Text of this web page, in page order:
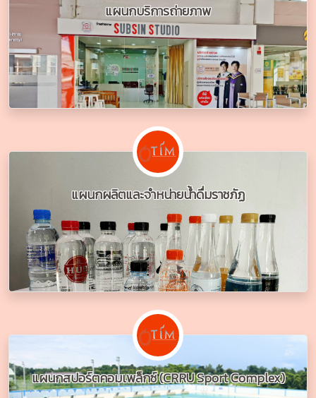
แผนกบริการถ่ายภาพ
แผนกผลิตและจำหน่ายน้ำดื่มราชภัฏ
แผนกสปอร์ตคอมเพล็กซ์ (CRRU Sport Complex)